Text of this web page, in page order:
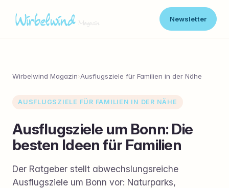
Newsletter
Wirbelwind Magazin›Ausflugsziele für Familien in der Nähe
AUSFLUGSZIELE FÜR FAMILIEN IN DER NÄHE
Ausflugsziele um Bonn: Die
besten Ideen für Familien
Der Ratgeber stellt abwechslungsreiche
Ausflugsziele um Bonn vor: Naturparks,